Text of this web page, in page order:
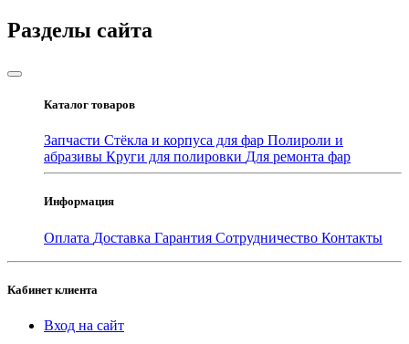
Разделы сайта
Каталог товаров
Запчасти Стёкла и корпуса для фар Полироли и
абразивы Круги для полировки Для ремонта фар
Информация
Оплата Доставка Гарантия Сотрудничество Контакты
Кабинет клиента
Вход на сайт